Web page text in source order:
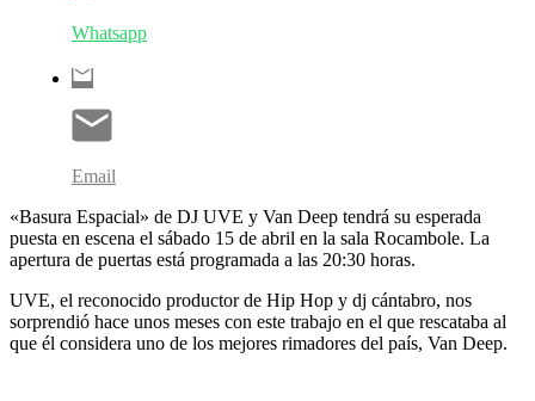
Whatsapp
Email
«Basura Espacial» de DJ UVE y Van Deep tendrá su esperada
puesta en escena el sábado 15 de abril en la sala Rocambole. La
apertura de puertas está programada a las 20:30 horas.
UVE, el reconocido productor de Hip Hop y dj cántabro, nos
sorprendió hace unos meses con este trabajo en el que rescataba al
que él considera uno de los mejores rimadores del país, Van Deep.